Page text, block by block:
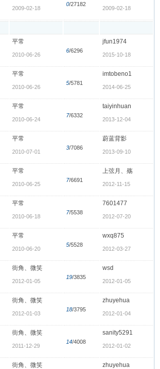
2009-02-18
0/27182
2009-02-18
平常
2010-06-26
6/6296
jfun1974
2015-10-18
平常
2010-06-26
5/5781
imtobeno1
2014-06-25
平常
2010-06-24
7/6332
taiyinhuan
2013-12-04
平常
2010-07-01
3/7086
蔚蓝背影
2013-09-10
平常
2010-06-25
7/6691
上弦月、殇
2012-11-15
平常
2010-06-18
7/5538
7601477
2012-07-20
平常
2010-06-20
5/5528
wxq875
2012-03-27
街角、微笑
2012-01-05
19/3835
wsd
2012-01-05
街角、微笑
2012-01-03
18/3795
zhuyehua
2012-01-04
街角、微笑
2011-12-29
14/4008
sanity5291
2012-01-02
街角、微笑 zhuyehua